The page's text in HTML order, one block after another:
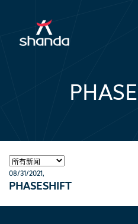
08/31/2021,
PHASESHIFT